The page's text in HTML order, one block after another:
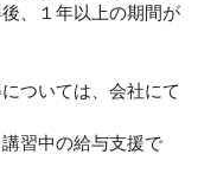
、１年以上の期間が
ついては、会社にて
習中の給与支援で